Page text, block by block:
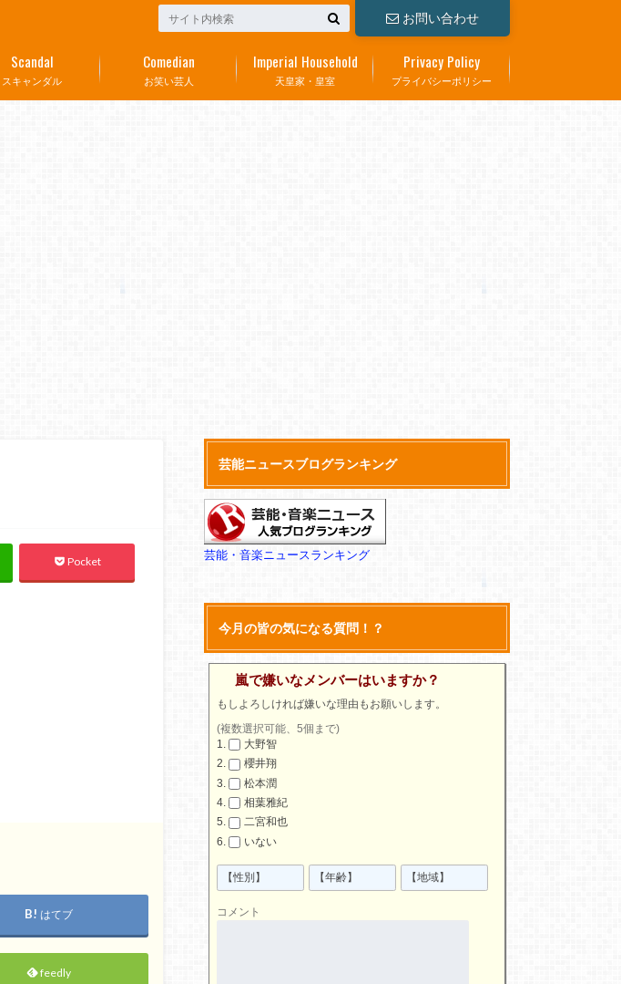
お問い合わせ
スキャンダル
Scandal
お笑い芸人
Comedian
天皇家・皇室
Imperial Household
プライバシーポリシー
Privacy Policy
Pocket
はてブ
feedly
芸能ニュースブログランキング
芸能・音楽ニュースランキング
今月の皆の気になる質問！？
嵐で嫌いなメンバーはいますか？
もしよろしければ嫌いな理由もお願いします。
(複数選択可能、5個まで)
大野智
櫻井翔
松本潤
相葉雅紀
二宮和也
いない
コメント